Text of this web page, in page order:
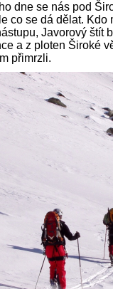
dne se nás pod
co se dá dělat. Kdo
Javorový štít
a z ploten Široké
přimrzli.